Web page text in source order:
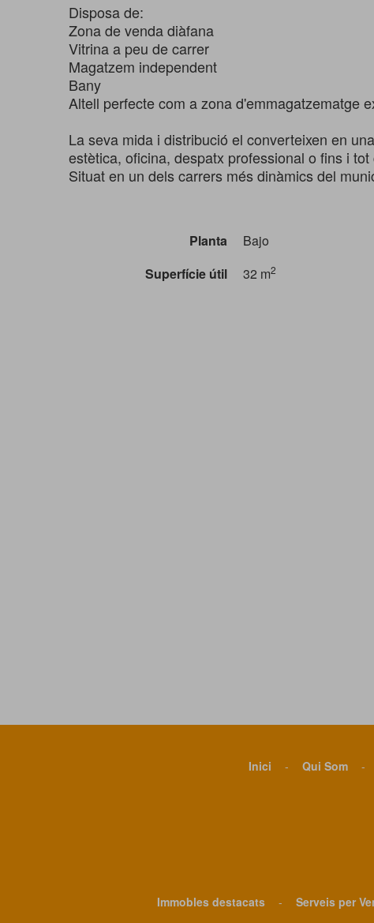
Disposa de:
Zona de venda diàfana
Vitrina a peu de carrer
Magatzem independent
Bany
Altell perfecte com a zona d'emmagatzematge
La seva mida i distribució el converteixen en
estètica, oficina, despatx professional o fins i
Situat en un dels carrers més dinàmics del
Planta
Bajo
Superfície útil
32 m2
Inici - Qui Som -
Immobles destacats - Serveis per